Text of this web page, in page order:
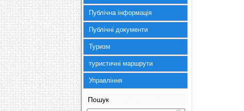
Публічна інформація
Публічні документи
Туризм
туристичні маршрути
Управління
Пошук